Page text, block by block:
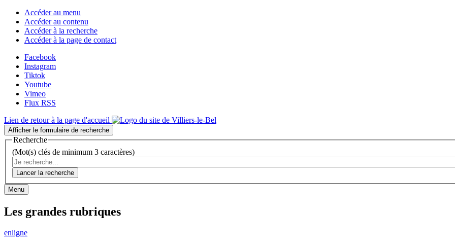
Accéder au menu
Accéder au contenu
Accéder à la recherche
Accéder à la page de contact
Facebook
Instagram
Tiktok
Youtube
Vimeo
Flux RSS
Lien de retour à la page d'accueil
Afficher le formulaire de recherche
Recherche
(Mot(s) clés de minimum 3 caractères)
Lancer la recherche
Menu
Les grandes rubriques
enligne